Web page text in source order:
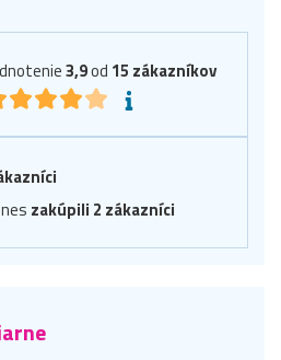
3,9od 15 zákazníkov
zakúpili 2 zákazníci